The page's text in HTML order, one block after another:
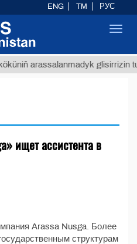
arassalanmadyk glisirrizin
ищет ассистента в
Arassa Nusga. Более
структурам
ENG TM РУС